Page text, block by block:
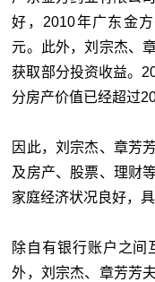
好，2010年广东金
元。此外，刘宗杰、
获取部分投资收益。
分房产价值已经超过
因此，刘宗杰、章芳
及房产、股票、理财
家庭经济状况良好，
除自有银行账户之间
外，刘宗杰、章芳芳